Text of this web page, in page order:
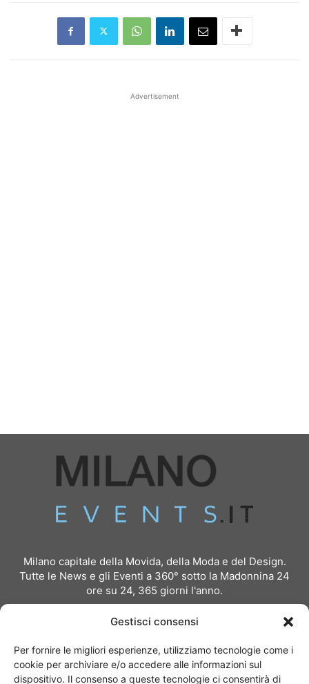
Gestisci consensi
Per fornire le migliori esperienze, utilizziamo tecnologie come i
cookie per archiviare e/o accedere alle informazioni sul
dispositivo. Il consenso a queste tecnologie ci consentirà di
Advertisement
Milano capitale della Movida, della Moda e del Design.
Tutte le News e gli Eventi a 360° sotto la Madonnina 24
ore su 24, 365 giorni l'anno.
Per inviare comunicati stampa:redazione@milanoevents.it
Per richiedere pubblicità e partnership:
pubblicita@milanoevents.it